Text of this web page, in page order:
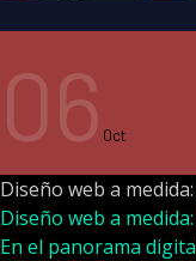
06 Oct
Diseño web a
Diseño web a
En el panorama